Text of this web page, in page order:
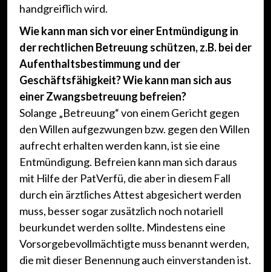
handgreiflich wird.
Wie kann man sich vor einer Entmündigung in
der rechtlichen Betreuung schützen, z.B. bei der
Aufenthaltsbestimmung und der
Geschäftsfähigkeit? Wie kann man sich aus
einer Zwangsbetreuung befreien?
Solange „Betreuung“ von einem Gericht gegen
den Willen aufgezwungen bzw. gegen den Willen
aufrecht erhalten werden kann, ist sie eine
Entmündigung. Befreien kann man sich daraus
mit Hilfe der PatVerfü, die aber in diesem Fall
durch ein ärztliches Attest abgesichert werden
muss, besser sogar zusätzlich noch notariell
beurkundet werden sollte. Mindestens eine
Vorsorgebevollmächtigte muss benannt werden,
die mit dieser Benennung auch einverstanden ist.